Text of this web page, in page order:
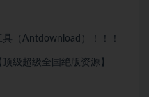
（Antdownload）！！！
级超级全国绝版资源】